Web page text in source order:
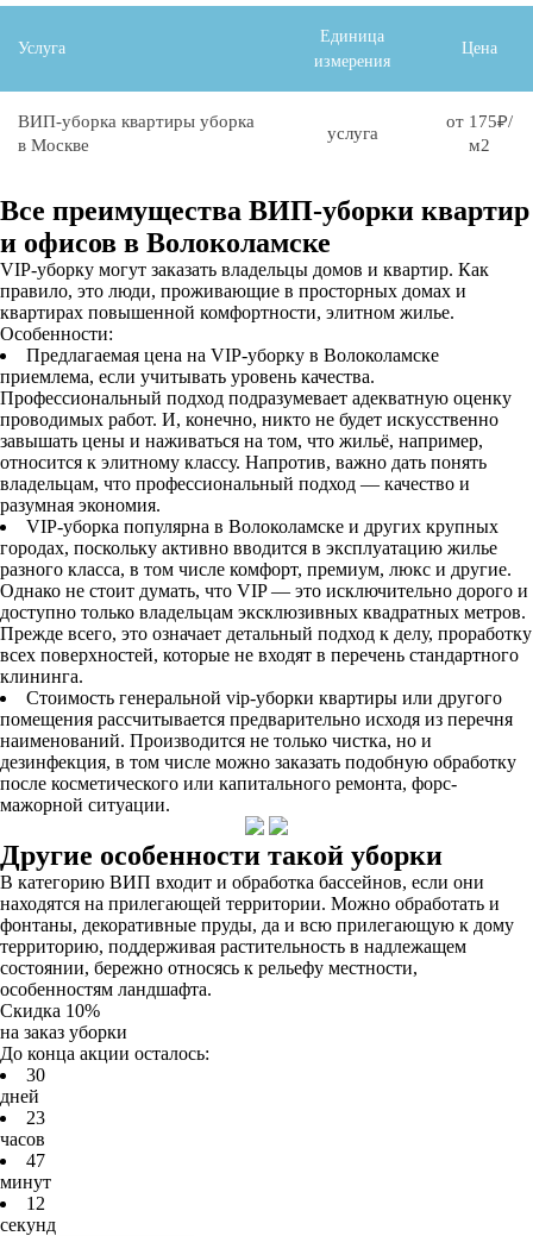
Услуга
Единица
измерения
Цена
ВИП-уборка квартиры уборка
в Москве
услуга
от 175₽/
м2
Все преимущества ВИП-уборки квартир
и офисов в Волоколамске
VIP-уборку могут заказать владельцы домов и квартир. Как
правило, это люди, проживающие в просторных домах и
квартирах повышенной комфортности, элитном жилье.
Особенности:
Предлагаемая цена на VIP-уборку в Волоколамске
приемлема, если учитывать уровень качества.
Профессиональный подход подразумевает адекватную оценку
проводимых работ. И, конечно, никто не будет искусственно
завышать цены и наживаться на том, что жильё, например,
относится к элитному классу. Напротив, важно дать понять
владельцам, что профессиональный подход — качество и
разумная экономия.
VIP-уборка популярна в Волоколамске и других крупных
городах, поскольку активно вводится в эксплуатацию жилье
разного класса, в том числе комфорт, премиум, люкс и другие.
Однако не стоит думать, что VIP — это исключительно дорого и
доступно только владельцам эксклюзивных квадратных метров.
Прежде всего, это означает детальный подход к делу, проработку
всех поверхностей, которые не входят в перечень стандартного
клининга.
Стоимость генеральной vip-уборки квартиры или другого
помещения рассчитывается предварительно исходя из перечня
наименований. Производится не только чистка, но и
дезинфекция, в том числе можно заказать подобную обработку
после косметического или капитального ремонта, форс-
мажорной ситуации.
Другие особенности такой уборки
В категорию ВИП входит и обработка бассейнов, если они
находятся на прилегающей территории. Можно обработать и
фонтаны, декоративные пруды, да и всю прилегающую к дому
территорию, поддерживая растительность в надлежащем
состоянии, бережно относясь к рельефу местности,
особенностям ландшафта.
Скидка 10%
на заказ уборки
До конца акции осталось:
30
дней
23
часов
47
минут
1 2
секунд